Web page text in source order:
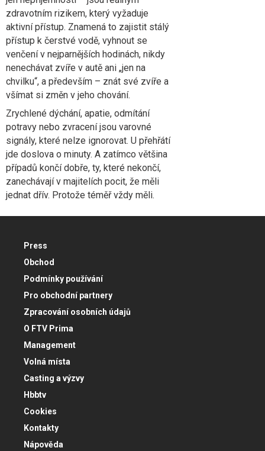
zdravotním rizikem, který vyžaduje
aktivní přístup. Znamená to zajistit stálý
přístup k čerstvé vodě, vyhnout se
venčení v nejparnějších hodinách, nikdy
nenechávat zvíře v autě ani „jen na
chvilku“, a především – znát své zvíře a
všímat si změn v jeho chování.
Zrychlené dýchání, apatie, odmítání
potravy nebo zvracení jsou varovné
signály, které nelze ignorovat. U přehřátí
jde doslova o minuty. A zatímco většina
případů končí dobře, ty, které nekončí,
zanechávají v majitelích pocit, že měli
jednat dřív. Protože téměř vždy měli.
Press
Obchod
Podmínky používání
Pro obchodní partnery
Zpracování osobních údajů
O FTV Prima
Management
Volná místa
Casting a výzvy
Hbbtv
Cookies
Kontakty
Nápověda